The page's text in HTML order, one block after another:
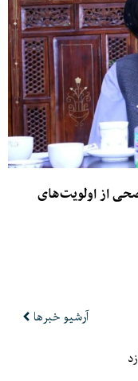
اولویت‌های
آرشیو خبرها